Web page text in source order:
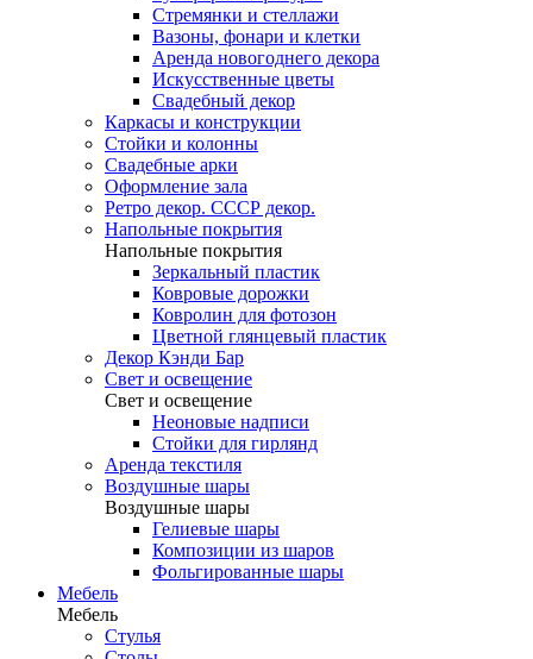
Стремянки и стеллажи
Вазоны, фонари и клетки
Аренда новогоднего декора
Искусственные цветы
Свадебный декор
Каркасы и конструкции
Стойки и колонны
Свадебные арки
Оформление зала
Ретро декор. СССР декор.
Напольные покрытия
Напольные покрытия
Зеркальный пластик
Ковровые дорожки
Ковролин для фотозон
Цветной глянцевый пластик
Декор Кэнди Бар
Свет и освещение
Свет и освещение
Неоновые надписи
Стойки для гирлянд
Аренда текстиля
Воздушные шары
Воздушные шары
Гелиевые шары
Композиции из шаров
Фольгированные шары
Мебель
Мебель
Стулья